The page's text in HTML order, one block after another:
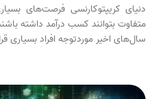
دنیای کریپتوکارنسی فرصت‌های
متفاوت بتوانند کسب درآمد داشته
سال‌های اخیر موردتوجه افراد بسیاری